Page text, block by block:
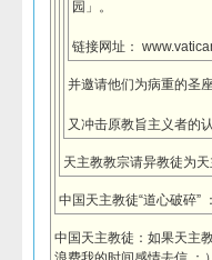
园」。
链接网址：
并邀请他们为病重的圣
又冲击原教旨主义者的
天主教教宗请异教徒为天
中国天主教徒“道心破碎”
中国天主教徒：如果天主